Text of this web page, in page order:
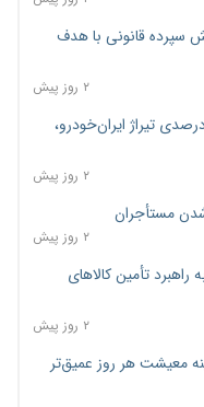
سپرده قانونی با هدف
۲ روز پیش
تولید خودرو کشیده شد؛ افت ۲۵ درصدی تیراژ ایران‌خودرو،
۲ روز پیش
شدن مستأجران
۲ روز پیش
تأمین کالاهای
۲ روز پیش
معیشت هر روز عمیق‌تر